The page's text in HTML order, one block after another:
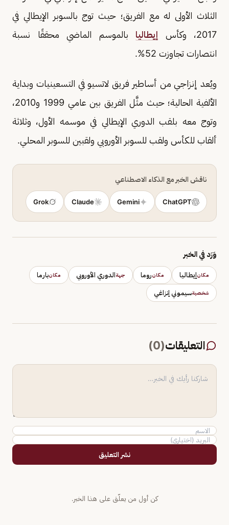
الثلاث الأولى له مع الفريق؛ حيث توج بالسوبر الإيطالي في
2017، وكأس
إيطاليا بالموسم الماضي محققًا نسبة
انتصارات تجاوزت 52%.
ويُعد إنزاجي من أساطير فريق لاتسيو في التسعينيات وبداية
الألفية الحالية؛ حيث مثَّل الفريق بين عامي 1999 و2010،
وتوج معه بلقب الدوري الإيطالي في موسمه الأول، وثلاثة
ألقاب للكأس ولقب للسوبر الأوروبي ولقبين للسوبر المحلي.
ناقش الخبر مع الذكاء الاصطناعي
ChatGPT
Gemini
Claude
Grok
وَرَد في الخبر
مكانإيطاليا مكانروما جهةالدوري الأوروبي مكانبارما
شخصيةسيموني إنزاغي
التعليقات(
0
)
نشر التعليق
كن أول من يعلّق على هذا الخبر.